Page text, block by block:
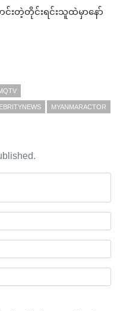
ာင်းတဲ့တိုင်းရင်းသူထဲမှာနော်
MYANMARACTOR